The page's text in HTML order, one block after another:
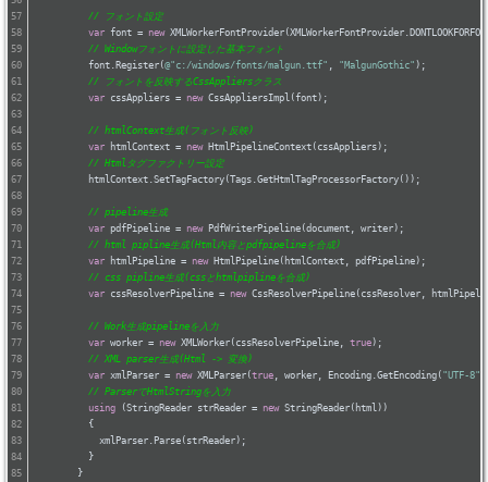
// フォント設定
var font = new
// Windowフォントに設定した基本フォント
          font.Register(
@"c:/windows/fonts/malgun.ttf" , "MalgunGothic" );
// フォントを反映するCssAppliersクラス
var cssAppliers = new CssAppliersImpl(font);
// htmlContext生成(フォント反映)
var htmlContext = new HtmlPipelineContext(cssAppliers);
// Htmlタグファクトリー設定
          htmlContext.SetTagFactory(Tags.GetHtmlTagProcessorFactory());
// pipeline生成
var pdfPipeline = new PdfWriterPipeline(document, writer);
// html pipline生成(Html内容とpdfpipelineを合成)
var htmlPipeline = new HtmlPipeline(htmlContext, pdfPipeline);
// css pipline生成(cssとhtmlpiplineを合成)
var cssResolverPipeline = new CssResolverPipeline(cssResolver,
// Work生成pipelineを入力
var worker = new XMLWorker(cssResolverPipeline, true);
var xmlParser = new XMLParser(true , worker, Encoding.GetEncoding( "UTF-8"
// ParserでHtmlStringを入力
using (StringReader strReader = new StringReader(html))
          {
            xmlParser.Parse(strReader);
          }
        }